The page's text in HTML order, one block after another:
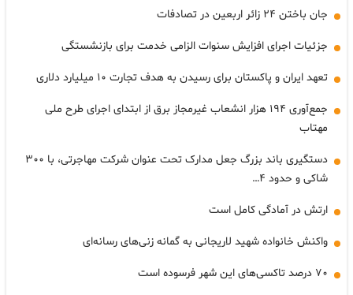
جان باختن ۲۴ زائر اربعین در تصادفات
جزئیات اجرای افزایش سنوات الزامی خدمت برای بازنشستگی
تعهد ایران و پاکستان برای رسیدن به هدف تجارت ۱۰ میلیارد دلاری
جمع‌آوری ۱۹۴ هزار انشعاب غیرمجاز برق از ابتدای اجرای طرح ملی
مهتاب
دستگیری باند بزرگ جعل مدارک تحت عنوان شرکت مهاجرتی، با ۳۰۰
شاکی و حدود ۴…
ارتش در آمادگی کامل است
واکنش خانواده شهید لاریجانی به گمانه زنی‌های رسانه‌ای
۷۰ درصد تاکسی‌های این شهر فرسوده است